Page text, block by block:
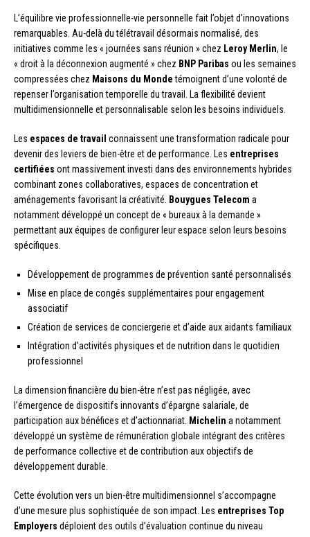
L’équilibre vie professionnelle-vie personnelle fait l’objet d’innovations
remarquables. Au-delà du télétravail désormais normalisé, des
initiatives comme les « journées sans réunion » chez Leroy Merlin, le
« droit à la déconnexion augmenté » chez BNP Paribas ou les semaines
compressées chez Maisons du Mondetémoignent d’une volonté de
repenser l’organisation temporelle du travail. La flexibilité devient
multidimensionnelle et personnalisable selon les besoins individuels.
Les espaces de travail connaissent une transformation radicale pour
devenir des leviers de bien-être et de performance. Les entreprises
certifiées ont massivement investi dans des environnements hybrides
combinant zones collaboratives, espaces de concentration et
aménagements favorisant la créativité.
Bouygues Telecom a
notamment développé un concept de « bureaux à la demande »
permettant aux équipes de configurer leur espace selon leurs besoins
spécifiques.
Développement de programmes de prévention santé personnalisés
Mise en place de congés supplémentaires pour engagement
associatif
Création de services de conciergerie et d’aide aux aidants familiaux
Intégration d’activités physiques et de nutrition dans le quotidien
professionnel
La dimension financière du bien-être n’est pas négligée, avec
l’émergence de dispositifs innovants d’épargne salariale, de
participation aux bénéfices et d’actionnariat. Michelin a notamment
développé un système de rémunération globale intégrant des critères
de performance collective et de contribution aux objectifs de
développement durable.
Cette évolution vers un bien-être multidimensionnel s’accompagne
d’une mesure plus sophistiquée de son impact. Les entreprises Top
Employers déploient des outils d’évaluation continue du niveau